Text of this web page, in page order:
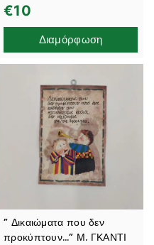
€10
Διαμόρφωση
” Δικαιώματα που δεν
προκύπτουν…” Μ. ΓΚΑΝΤΙ